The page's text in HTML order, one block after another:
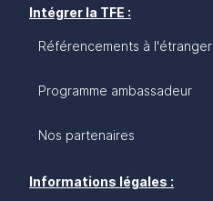
Intégrer la TFE :
Référencements à l'étranger
Programme ambassadeur
Nos partenaires
Informations légales :